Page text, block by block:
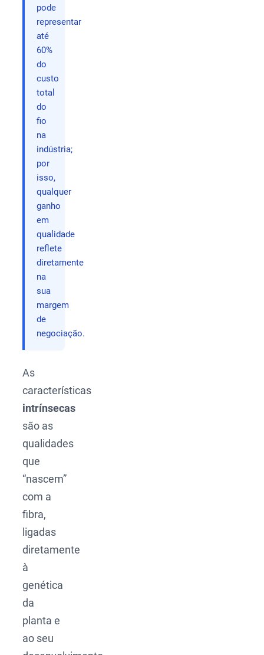
pode
representar
até
60%
do
custo
total
do
fio
na
indústria;
por
isso,
qualquer
ganho
em
qualidade
reflete
diretamente
na
sua
margem
de
negociação.
As
características
intrínsecas
são as
qualidades
que
“nascem”
com a
fibra,
ligadas
diretamente
à
genética
da
planta e
ao seu